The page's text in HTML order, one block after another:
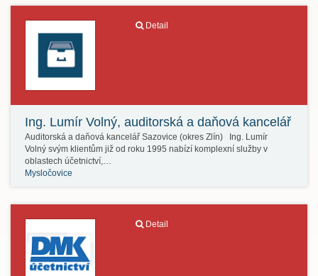
Detail
Ing. Lumír Volný, auditorská a daňová kancelář
Auditorská a daňová kancelář Sazovice (okres Zlín) Ing. Lumír
Volný svým klientům již od roku 1995 nabízí komplexní služby v
oblastech účetnictví,…
Mysločovice
Detail